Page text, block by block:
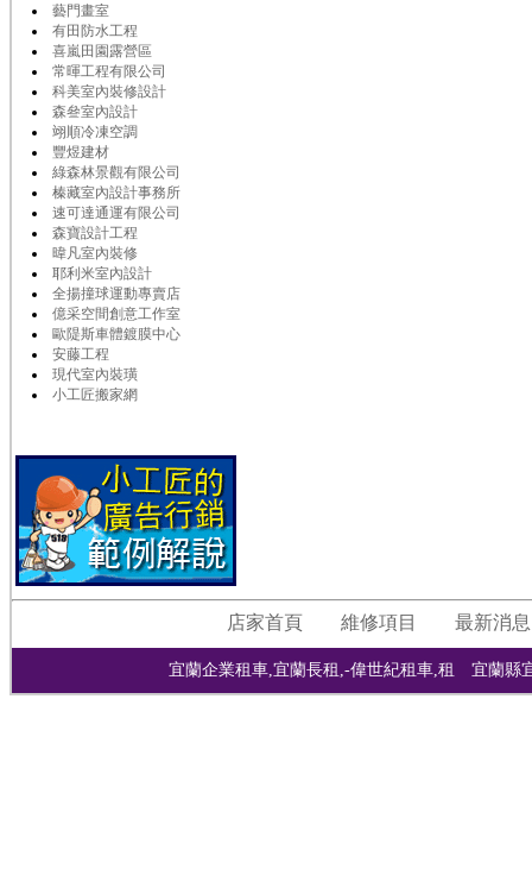
藝門畫室
有田防水工程
喜嵐田園露營區
常暉工程有限公司
科美室內裝修設計
森叄室內設計
翊順冷凍空調
豐煜建材
綠森林景觀有限公司
榛藏室內設計事務所
速可達通運有限公司
森寶設計工程
暐凡室內裝修
耶利米室內設計
全揚撞球運動專賣店
億采空間創意工作室
歐隄斯車體鍍膜中心
安藤工程
現代室內裝璜
小工匠搬家網
店家首頁 維修項目 最新消息
宜蘭企業租車,宜蘭長租,-偉世紀租車,租 宜蘭縣